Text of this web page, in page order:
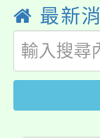
局官
8月
開!
115
田徑
桃園
視費
大園
份教
最新